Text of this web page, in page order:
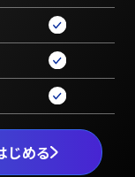
じめる